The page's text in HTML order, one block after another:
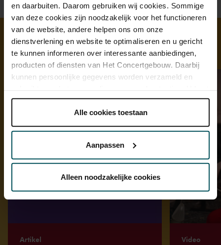
en daarbuiten. Daarom gebruiken wij cookies. Sommige
van deze cookies zijn noodzakelijk voor het functioneren
van de website, andere helpen ons om onze
dienstverlening en website te optimaliseren en u gericht
te kunnen informeren over interessante aanbiedingen,
producten of diensten van Het Concertgebouw. Daarbij
kunnen persoonlijke gegevens worden verzameld en
onder 'aanpassen' zelf welke cookies wij mogen
Lees onze cookieverklaring hier. Lees onze
Via decookieverklaringop onze website kunt u uw
die uw gegevens
Alle cookies toestaan
Aanpassen
Alleen noodzakelijke cookies
Ontdek meer
Artikel
Video